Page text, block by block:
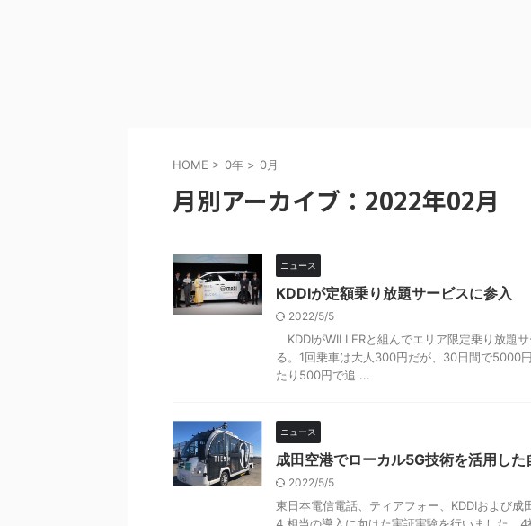
HOME > 0年 > 0月
月別アーカイブ：2022年02月
ニュース
KDDIが定額乗り放題サービスに参入
2022/5/5
KDDIがWILLERと組んでエリア限定乗り放題
る。1回乗車は大人300円だが、30日間で5000
たり500円で追 ...
ニュース
成田空港でローカル5G技術を活用した
2022/5/5
東日本電信電話、ティアフォー、KDDIおよび